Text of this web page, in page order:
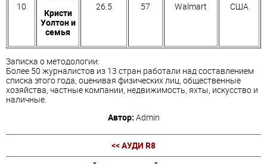
10
Кристи
Уолтон и
семья
26.5 57 Walmart США
Записка о методологии:
Более 50 журналистов из 13 стран работали над составлением
списка этого года, оценивая физических лиц, общественные
хозяйства, частные компании, недвижимость, яхты, искусство и
наличные.
Автор: Admin
<< АУДИ R8